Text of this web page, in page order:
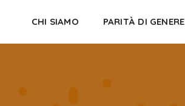
CHI SIAMO PARITÀ DI GENERE